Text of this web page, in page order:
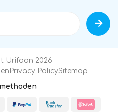
Urifoon 2026
Privacy PolicySitemap